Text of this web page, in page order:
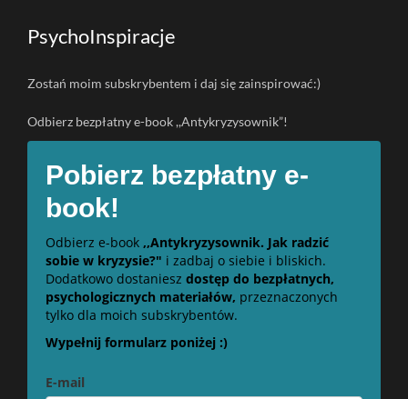
PsychoInspiracje
Zostań moim subskrybentem i daj się zainspirować:)
Odbierz bezpłatny e-book ,,Antykryzysownik”!
Pobierz bezpłatny e-
book!
Odbierz e-book ,,Antykryzysownik. Jak radzić
sobie w kryzysie?" i zadbaj o siebie i bliskich.
Dodatkowo dostaniesz dostęp do bezpłatnych,
psychologicznych materiałów, przeznaczonych
tylko dla moich subskrybentów.
Wypełnij formularz poniżej :)
E-mail